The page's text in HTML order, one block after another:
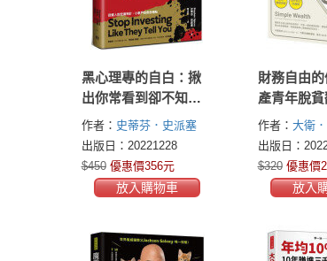
黑心理專的自白：揪
出你常看到卻不知道
的投資話術，保護畢
生血汗積蓄，聰明實
現財務自由
作者： 史蒂芬．史派塞
(Stephen Spicer)
出版日：20221228
$450 優惠價356元
放入購物車
財務自由
產青年脫
實血淚故
改變你的一
作者： 大衛
Ash)
出版日：
$320 優惠價
放入